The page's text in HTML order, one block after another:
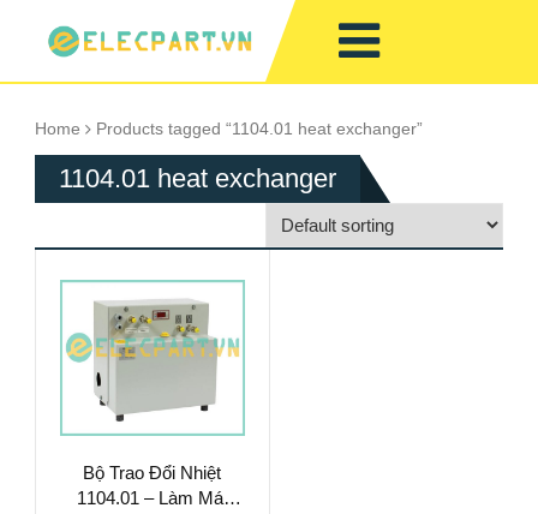
Home Products tagged “1104.01 heat exchanger”
1104.01 heat exchanger
Bộ Trao Đổi Nhiệt
1104.01 – Làm Mát